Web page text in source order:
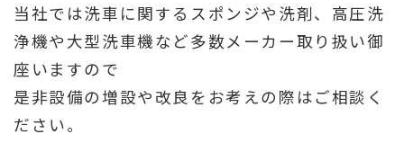
当社では洗車に関するスポンジや洗剤、高圧洗
浄機や大型洗車機など多数メーカー取り扱い御
座いますので
是非設備の増設や改良をお考えの際はご相談く
ださい。